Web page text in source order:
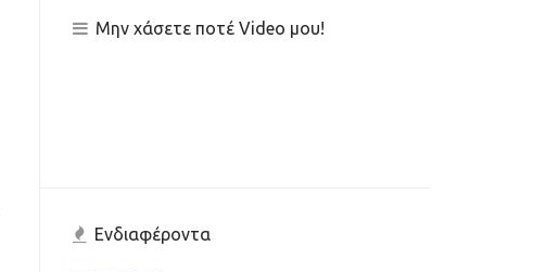
Μην χάσετε ποτέ Video μου!
Ενδιαφέροντα